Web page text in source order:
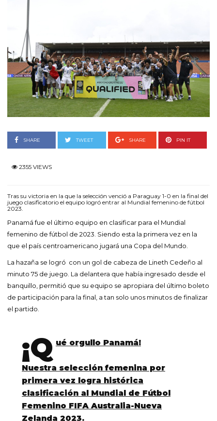
SHARE TWEET SHARE PIN IT
2355 VIEWS
Tras su victoria en la que la selección venció a Paraguay 1-0 en la final del
juego clasificatorio el equipo logró entrar al Mundial femenino de fútbol
2023.
Panamá fue el último equipo en clasificar para el Mundial
femenino de fútbol de 2023. Siendo esta la primera vez en la
que el país centroamericano jugará una Copa del Mundo.
La hazaña se logró con un gol de cabeza de Lineth Cedeño al
minuto 75 de juego. La delantera que había ingresado desde el
banquillo, permitió que su equipo se apropiara del último boleto
de participación para la final, a tan solo unos minutos de finalizar
el partido.
¡Q ué orgullo Panamá!
Nuestra selección femenina por
primera vez logra histórica
clasificación al Mundial de Fútbol
Femenino FIFA Australia-Nueva
Zelanda 2023.